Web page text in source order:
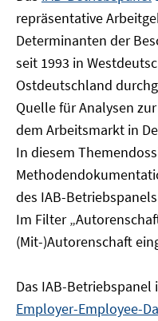
repräsentative
Determinanten der
seit 1993 in
Ostdeutschland
Quelle für Analysen
dem Arbeitsmarkt in
In diesem
des IAB-
Im Filter
(Mit-)Autorenschaft
Das IAB-Betriebspanel
Employer-Employee-